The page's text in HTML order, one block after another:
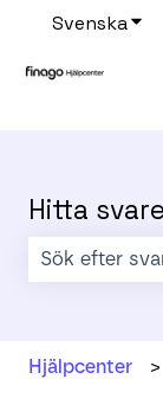
Svenska
Hitta
Hjälpcenter